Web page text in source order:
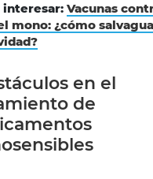
interesar: Vacunas
mono: ¿cómo
en el
de